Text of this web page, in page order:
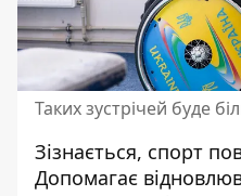
Таких зустрічей буде
Зізнається, спорт
Допомагає